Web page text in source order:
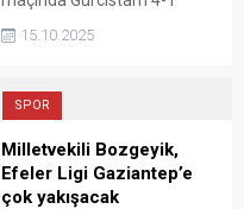
15.10.2025
SPOR
Milletvekili Bozgeyik,
Efeler Ligi Gaziantep’e
çok yakışacak